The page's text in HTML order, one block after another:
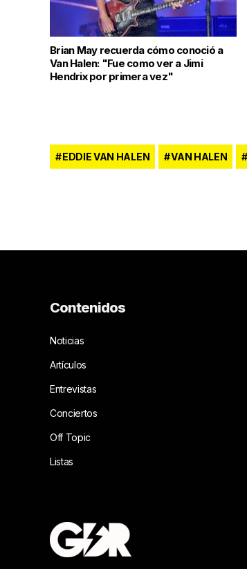
Brian May recuerda cómo conoció a
Van Halen: "Fue como ver a Jimi
Hendrix por primera vez"
EDDIE VAN HALEN VAN HALEN
Contenidos
Noticias
Artículos
Entrevistas
Conciertos
Off Topic
Listas